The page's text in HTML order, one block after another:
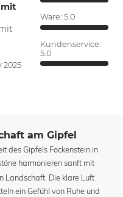
mit
2025
Ware: 5.0
Kundenservice:
5.0
am Gipfel
des Gipfels Fockenstein in
harmonieren sanft mit
Landschaft. Die klare Luft
ein Gefühl von Ruhe und